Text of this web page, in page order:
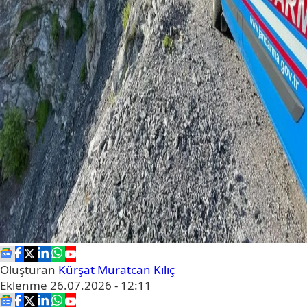
Oluşturan Kürşat Muratcan Kılıç
Eklenme 26.07.2026 - 12:11